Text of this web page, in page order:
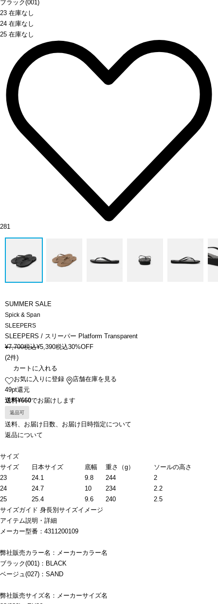
ブラック(001)
23 在庫なし
24 在庫なし
25 在庫なし
281
SUMMER SALE
Spick & Span
SLEEPERS
SLEEPERS / スリーパー Platform Transparent
¥7,700税込¥5,390税込30%OFF
(2件)
カートに入れる
お気に入りに登録
店舗在庫を見る
49pt還元
送料¥660でお届けします
返品可
送料、お届け日数、お届け日時指定について
返品について
サイズ
サイズ
日本サイズ 底幅 重さ（g）
ソールの高さ
23
24.1 9.8 244
2
24
24.7 10 234
2.2
25
25.4 9.6 240
2.5
サイズガイド 身長別サイズイメージ
アイテム説明・詳細
メーカー型番：4311200109
弊社販売カラー名：メーカーカラー名
ブラック(001)：BLACK
ベージュ(027)：SAND
弊社販売サイズ名：メーカーサイズ名